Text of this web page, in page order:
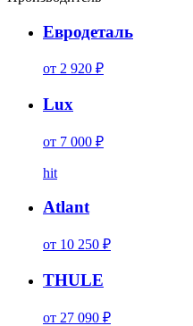
Евродеталь
от 2 920 ₽
Lux
от 7 000 ₽
hit
Atlant
от 10 250 ₽
THULE
от 27 090 ₽